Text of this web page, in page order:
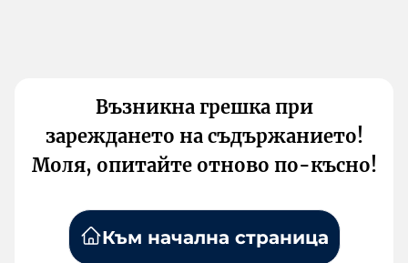
Възникна грешка при
зареждането на съдържанието!
Моля, опитайте отново по-късно!
Към начална страница